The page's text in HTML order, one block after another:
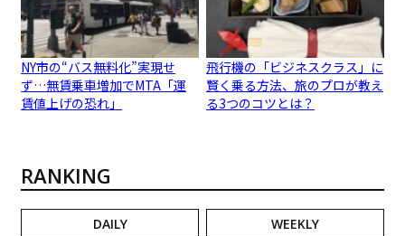
NY市の“バス無料化”実現せ
ず…無賃乗車増加でMTA「運
賃値上げの恐れ」
飛行機の「ビジネスクラス」に
賢く乗る方法、旅のプロが教え
る3つのコツとは？
RANKING
DAILY WEEKLY